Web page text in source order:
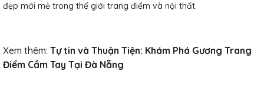
đẹp mới mẻ trong thế giới trang điểm và nội thất.
Xem thêm: Tự tin và Thuận Tiện: Khám Phá Gương Trang
Điểm Cầm Tay Tại Đà Nẵng